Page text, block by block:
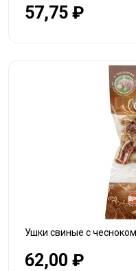
57,75 ₽
Ушки свиные с
62,00 ₽